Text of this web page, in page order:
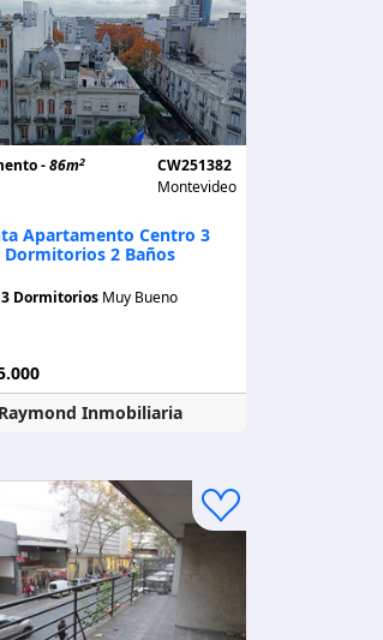
-86m2
CW251382
Montevideo
Apartamento Centro 3
Dormitorios 2 Baños
3 Dormitorios Muy Bueno
Raymond Inmobiliaria